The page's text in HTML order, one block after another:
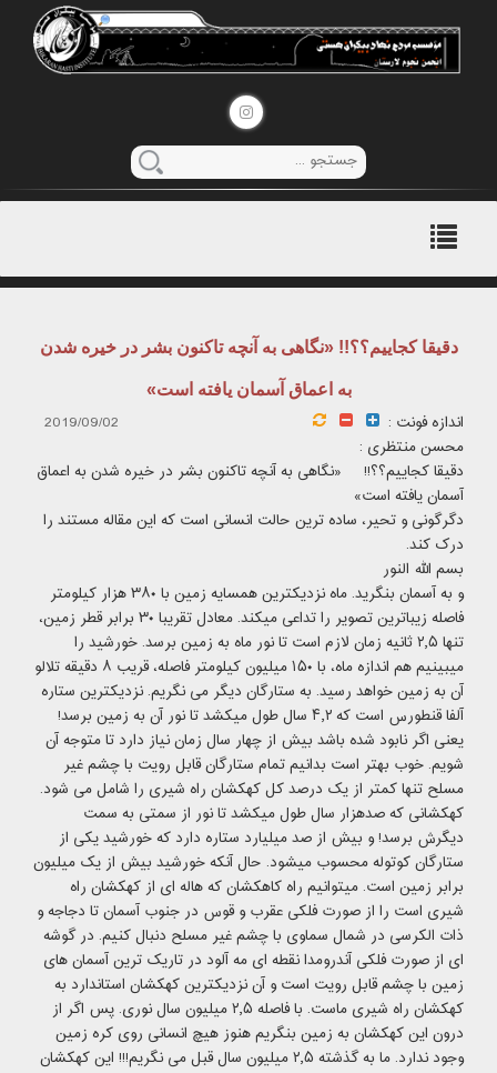
منوی
اصلی
دقیقا کجاییم؟؟!! «نگاهی به آنچه تاکنون بشر در خیره شدن
به اعماق آسمان یافته است»
اندازه فونت :
2019/09/02
محسن منتظری :
دقیقا کجاییم؟؟!! «نگاهی به آنچه تاکنون بشر در خیره شدن به اعماق
آسمان یافته است»
دگرگونی و تحیر، ساده ترین حالت انسانی است که اینمقالهمستند را
درک کند.
بسم الله النور
و به آسمان بنگرید. ماه نزدیکترین همسایه زمین با ۳۸۰ هزار کیلومتر
فاصله زیباترین تصویر را تداعی میکند. معادل تقریبا ۳۰ برابر قطر زمین،
تنها ۲٫۵ ثانیه زمان لازم است تا نور ماه به زمین برسد. خورشید را
میبینیم هم اندازه ماه، با ۱۵۰ میلیون کیلومتر فاصله، قریب ۸ دقیقه تلالو
آن به زمین خواهد رسید. به ستارگان دیگر می نگریم. نزدیکترین ستاره
آلفا قنطورس است که ۴٫۲ سال طول میکشد تا نور آن به زمین برسد!
یعنی اگر نابود شده باشد بیش از چهار سال زمان نیاز دارد تا متوجه آن
شویم. خوب بهتر است بدانیم تمام ستارگان قابل رویت با چشم غیر
مسلح تنها کمتر از یک درصد کل کهکشان راه شیری را شامل می شود.
کهکشانی که صدهزار سال طول میکشد تا نور از سمتی به سمت
دیگرش برسد! و بیش از صد میلیارد ستاره دارد که خورشید یکی از
ستارگان کوتوله محسوب میشود. حال آنکه خورشید بیش از یک میلیون
برابر زمین است. میتوانیم راه کاهکشان که هاله ای از کهکشان راه
شیری است را از صورت فلکی عقرب و قوس در جنوب آسمان تا دجاجه و
ذات الکرسی در شمال سماوی با چشم غیر مسلح دنبال کنیم. در گوشه
ای از صورت فلکی آندرومدا نقطه ای مه آلود در تاریک ترین آسمان های
زمین با چشم قابل رویت است و آن نزدیکترین کهکشان استاندارد به
کهکشان راه شیری ماست. با فاصله ۲٫۵ میلیون سال نوری. پس اگر از
درون این کهکشان به زمین بنگریم هنوز هیچ انسانی روی کره زمین
وجود ندارد. ما به گذشته ۲٫۵ میلیون سال قبل می نگریم!!! این کهکشان